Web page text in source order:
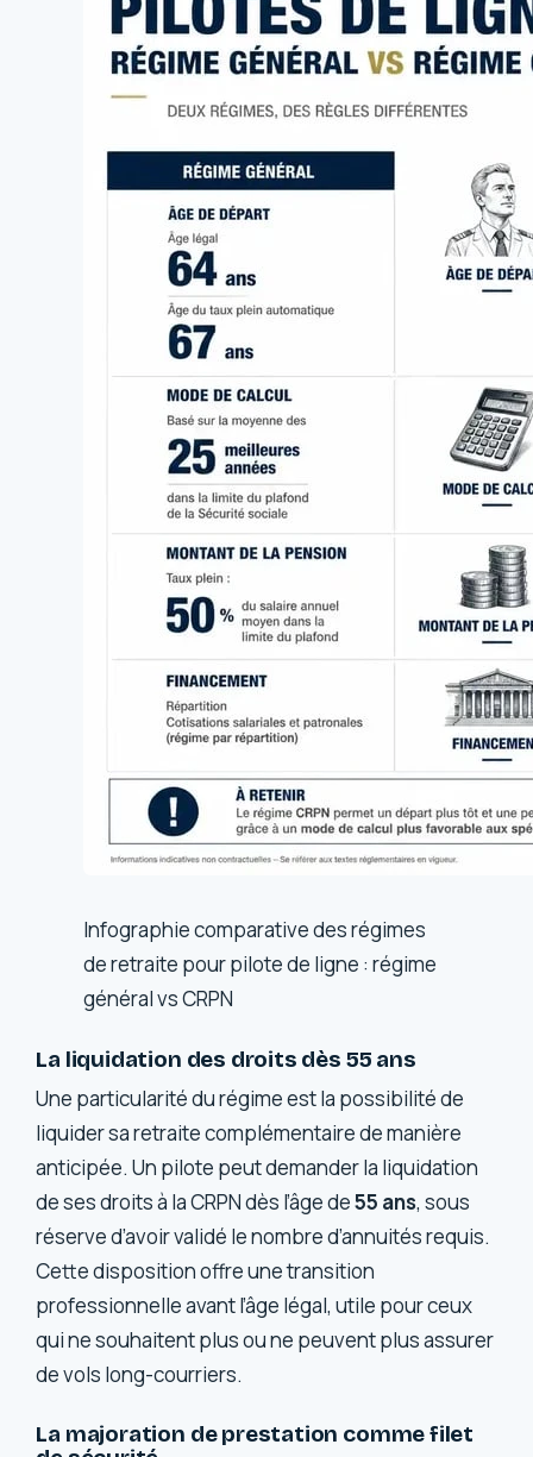
Infographie comparative des régimes
de retraite pour pilote de ligne : régime
général vs CRPN
La liquidation des droits dès 55 ans
Une particularité du régime est la possibilité de
liquider sa retraite complémentaire de manière
anticipée. Un pilote peut demander la liquidation
de ses droits à la CRPN dès l’âge de55 ans, sous
réserve d’avoir validé le nombre d’annuités requis.
Cette disposition offre une transition
professionnelle avant l’âge légal, utile pour ceux
qui ne souhaitent plus ou ne peuvent plus assurer
de vols long-courriers.
La majoration de prestation comme filet